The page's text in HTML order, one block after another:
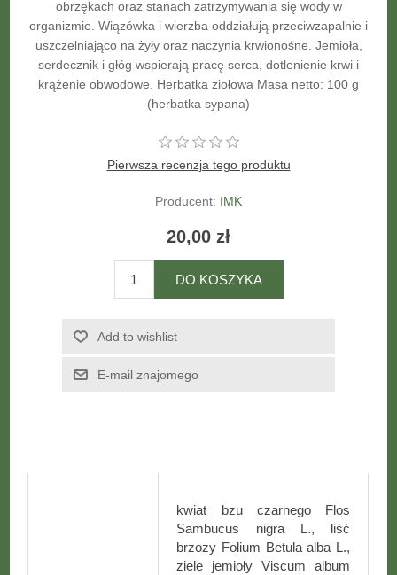
obrzękach oraz stanach zatrzymywania się wody w
organizmie. Wiązówka i wierzba oddziałują przeciwzapalnie i
uszczelniająco na żyły oraz naczynia krwionośne. Jemioła,
serdecznik i głóg wspierają pracę serca, dotlenienie krwi i
krążenie obwodowe. Herbatka ziołowa Masa netto: 100 g
(herbatka sypana)
Pierwsza recenzja tego produktu
Producent: IMK
20,00 zł
kwiat bzu czarnego Flos
Sambucus nigra L., liść
brzozy Folium Betula alba L.,
ziele jemioły Viscum album